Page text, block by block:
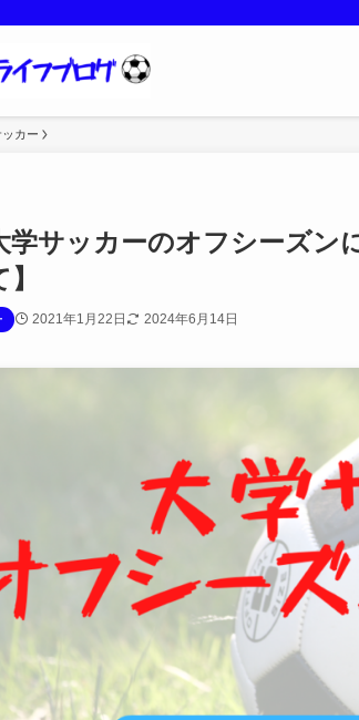
カー
学サッカーのオフシーズン
2021年1月22日 2024年6月14日